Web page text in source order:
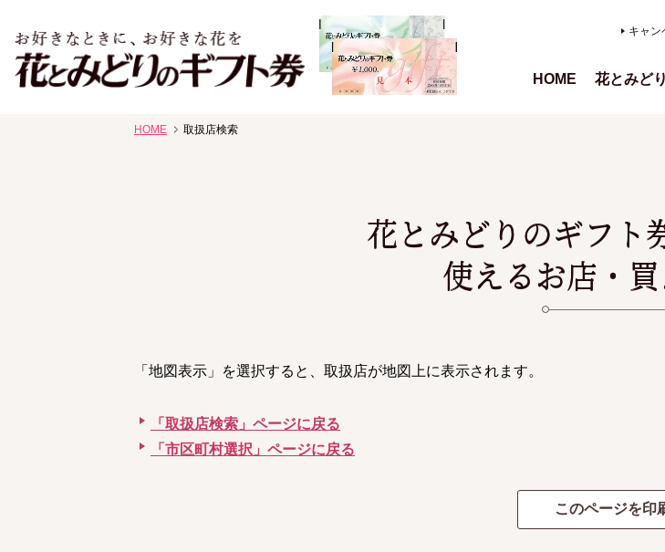
花、線香贈答におすすめのギフト
キャン
HOME 花とみど
HOME 取扱店検索
花とみどりのギフト
使えるお店・
「地図表示」を選択すると、取扱店が地図上に表示されます。
「取扱店検索」ページに戻る
「市区町村選択」ページに戻る